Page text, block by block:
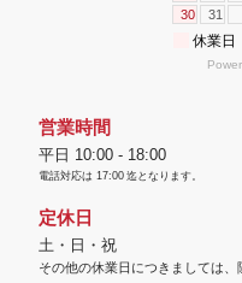
営業時間
平日 10:00 - 18:00
電話対応は 17:00 迄となります。
定休日
土・日・祝
その他の休業日につきましては、